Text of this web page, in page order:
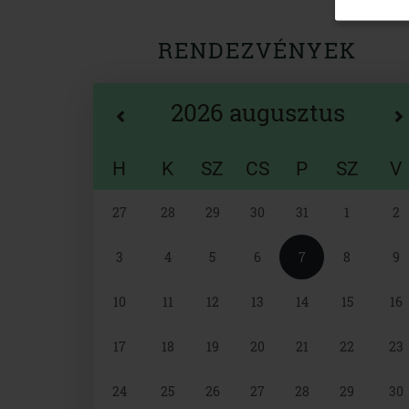
RENDEZVÉNYEK
választó
2026 augusztus
H K SZ CS P SZ V
27 28 29 30 31 1 2
3 4 5 6 7 8 9
10 11 12 13 14 15 16
17 18 19 20 21 22 23
24 25 26 27 28 29 30